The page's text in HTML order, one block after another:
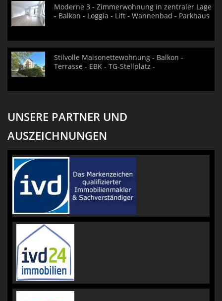
Moderne 3 - Zimmerwohnung in zentraler Lage
- Balkon - Loggia - Lift - Wannenbad - Parkhaus
Stilvolle Maisonettewohnung - Balkon -
Terrasse - EBK - TG-Stellplatz -
UNSERE PARTNER UND
AUSZEICHNUNGEN